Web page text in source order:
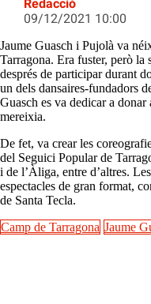
Redacció
09/12/2021 10:00
Jaume Guasch i Pujolà va
Tarragona. Era fuster, però
després de participar durant
un dels dansaires-fundadors
Guasch es va dedicar a
mereixia.
De fet, va crear les
del Seguici Popular de
i de l’Àliga, entre d’altres.
espectacles de gran format,
de Santa Tecla.
Camp de Tarragona Jaume